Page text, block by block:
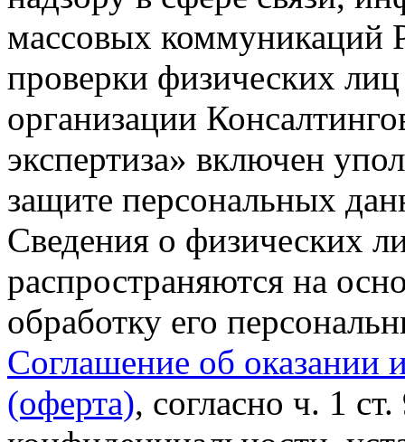
массовых коммуникаций
проверки физических
организации
экспертиза» включен
защите персональных
Сведения о физических
распространяются на
обработку его
Соглашение об оказании
(оферта), согласно ч. 1